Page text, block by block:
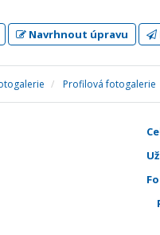
Navrhnout úpravu
Profilová fotogalerie